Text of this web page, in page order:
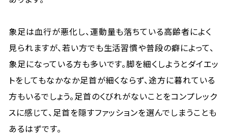
象足は血行が悪化し、運動量も落ちている高齢者によく
見られますが、若い方でも生活習慣や普段の癖によって、
象足になっている方も多いです。脚を細くしようとダイエッ
トをしてもなかなか足首が細くならず、途方に暮れている
方もいるでしょう。足首のくびれがないことをコンプレック
スに感じて、足首を隠すファッションを選んでしまうことも
あるはずです。